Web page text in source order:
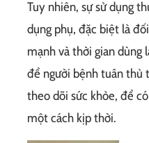
Tuy nhiên, sự sử dụng
dụng phụ, đặc biệt là
mạnh và thời gian dùng
để người bệnh tuân thủ
theo dõi sức khỏe, để
một cách kịp thời.